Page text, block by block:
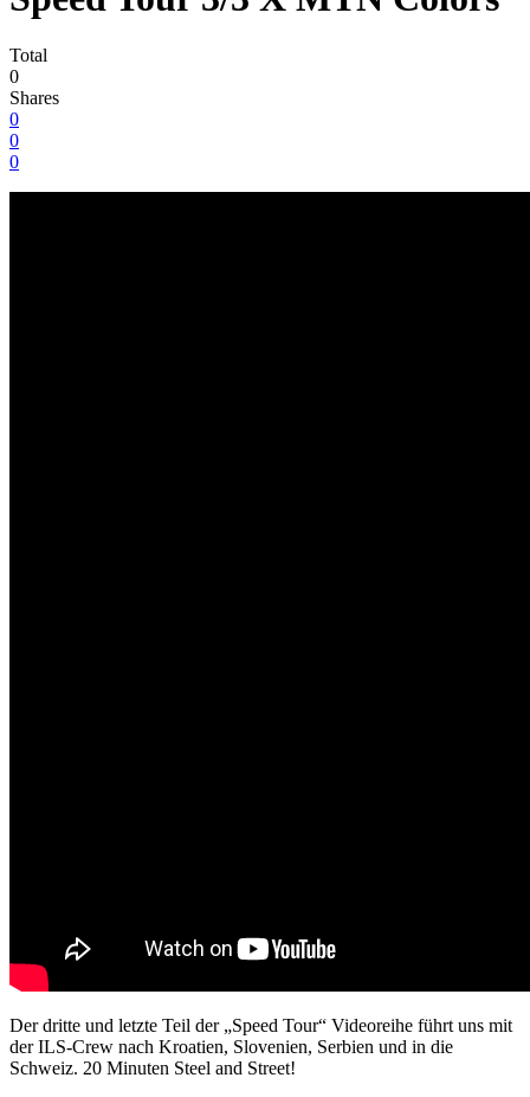
Total
0
Shares
0
0
0
Der dritte und letzte Teil der „Speed Tour“ Videoreihe führt uns mit
der ILS-Crew nach Kroatien, Slovenien, Serbien und in die
Schweiz. 20 Minuten Steel and Street!